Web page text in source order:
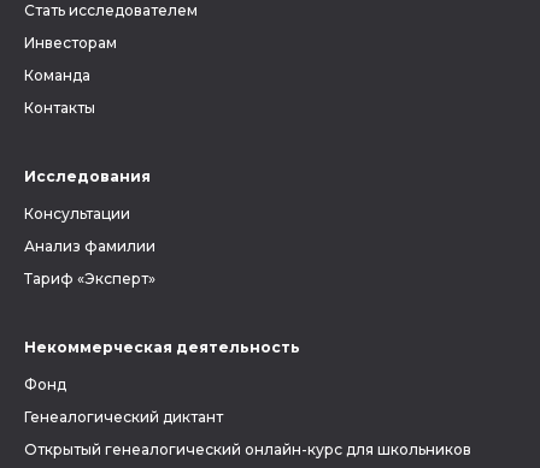
Стать исследователем
Инвесторам
Команда
Контакты
Исследования
Консультации
Анализ фамилии
Тариф «Эксперт»
Некоммерческая деятельность
Фонд
Генеалогический диктант
Открытый генеалогический онлайн-курс для школьников